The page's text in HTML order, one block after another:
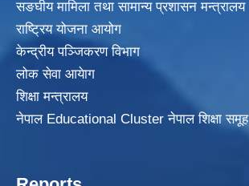
सङघीय मामिला तथा सामान्य प्रशासन मन्त्रालय
राष्ट्रिय योजना आयोग
केन्द्रीय पञ्जिकरण विभाग
लोक सेवा आयेाग
शिक्षा मन्त्रालय
नेपाल Educational Cluster नेपाल शिक्षा समूह